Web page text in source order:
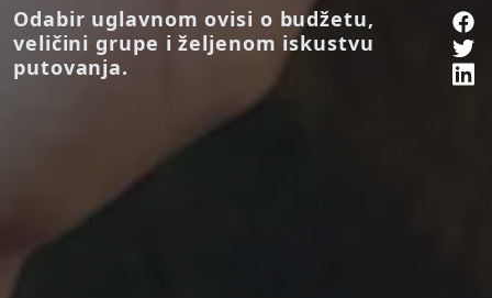
Odabir uglavnom ovisi o budžetu,
veličini grupe i željenom iskustvu
putovanja.